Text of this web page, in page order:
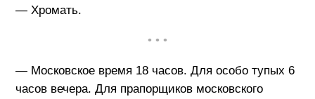
— Хромать.
• • •
— Московское время 18 часов. Для особо тупых 6
часов вечера. Для прапорщиков московского